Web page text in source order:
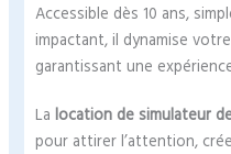
Accessible dès 10 ans,
impactant, il dynamise
garantissant une
Lalocation de simulateur
pour attirer l’attention,